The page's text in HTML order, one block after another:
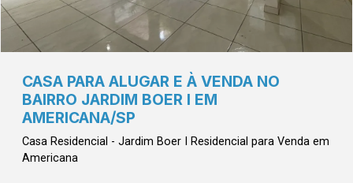
CASA PARA ALUGAR E À VENDA NO
BAIRRO JARDIM BOER I EM
AMERICANA/SP
Casa Residencial - Jardim Boer I
Residencial para Venda em
Americana